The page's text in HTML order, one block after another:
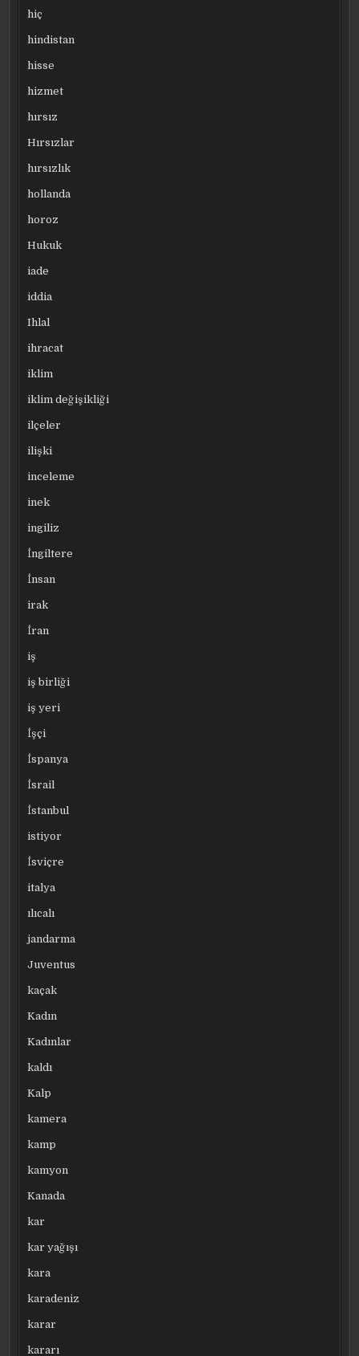
hiç
hindistan
hisse
hizmet
hırsız
Hırsızlar
hırsızlık
hollanda
horoz
Hukuk
iade
iddia
Ihlal
ihracat
iklim
iklim değişikliği
ilçeler
ilişki
inceleme
inek
ingiliz
İngiltere
İnsan
irak
İran
iş
iş birliği
iş yeri
İşçi
İspanya
İsrail
İstanbul
istiyor
İsviçre
italya
ılıcalı
jandarma
Juventus
kaçak
Kadın
Kadınlar
kaldı
Kalp
kamera
kamp
kamyon
Kanada
kar
kar yağışı
kara
karadeniz
karar
kararı